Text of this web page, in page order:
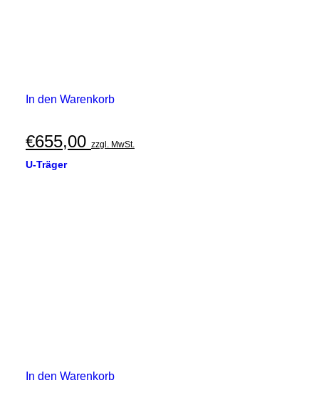
In den Warenkorb
€655,00 zzgl. MwSt.
U-Träger
In den Warenkorb